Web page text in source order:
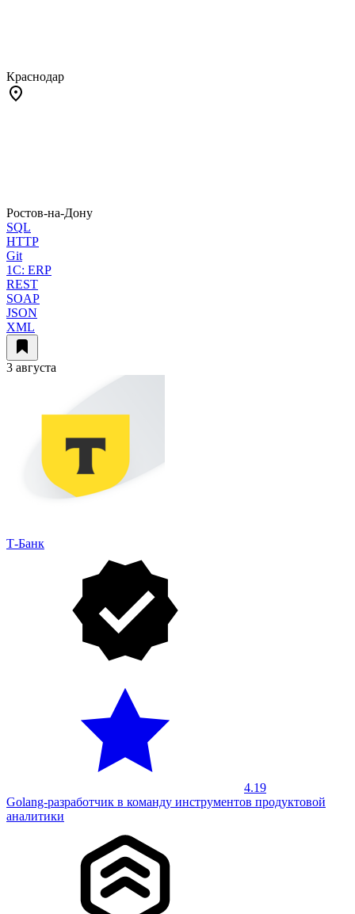
Краснодар
Ростов-на-Дону
SQL
HTTP
Git
1C: ERP
REST
SOAP
JSON
XML
3 августа
Т-Банк
4.19
Golang-разработчик в команду инструментов продуктовой
аналитики